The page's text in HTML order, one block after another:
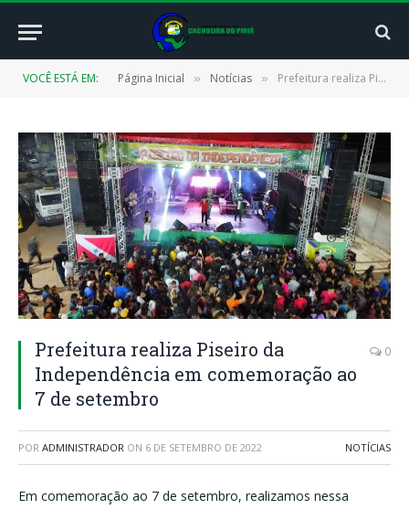
VOCÊ ESTÁ EM: Página Inicial » Notícias » Prefeitura realiza Piseiro da Independência em comemoração ao 7 de setembro
Prefeitura realiza Piseiro da
Independência em comemoração ao
7 de setembro
0
POR ADMINISTRADOR ON 6 DE SETEMBRO DE 2022 NOTÍCIAS
Em comemoração ao 7 de setembro, realizamos nessa